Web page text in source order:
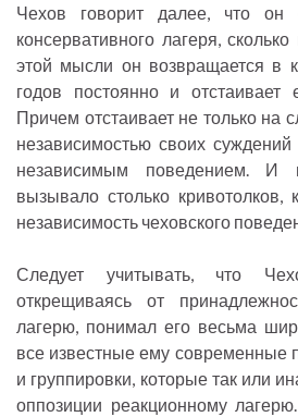
Чехов говорит далее, что
консервативного лагеря,
этой мысли он возвращается в
годов постоянно и отстаивает
Причем отстаивает не только на
независимостью своих
независимым поведением. И
вызывало столько кривотолков,
независимость чеховского
Следует учитывать, что
открещиваясь от
лагерю, понимал его весьма
все известные ему современные
и группировки, которые так или
оппозиции реакционному